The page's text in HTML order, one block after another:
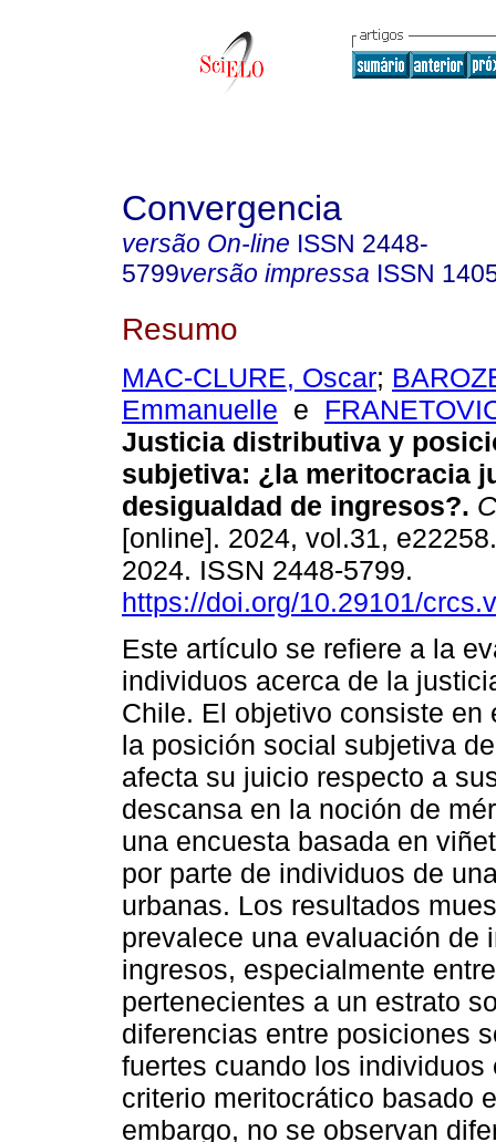
Convergencia
versão On-line ISSN 2448-
5799versão impressa ISSN
Resumo
MAC-CLURE, Oscar;
Emmanuelle e
Justicia distributiva y
subjetiva: ¿la meritocracia
desigualdad de ingresos?.
[online]. 2024, vol.31,
2024. ISSN 2448-5799.
https://doi.org/10.29101/
Este artículo se refiere a la
individuos acerca de la
Chile. El objetivo consiste en
la posición social subjetiva
afecta su juicio respecto a
descansa en la noción de
una encuesta basada en
por parte de individuos de
urbanas. Los resultados
prevalece una evaluación de
ingresos, especialmente
pertenecientes a un estrato
diferencias entre posiciones
fuertes cuando los
criterio meritocrático basado
embargo, no se observan